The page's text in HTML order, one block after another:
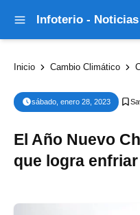
Inicio Cambio Climático
sábado, enero 28, 2023
El Año Nuevo
que logra